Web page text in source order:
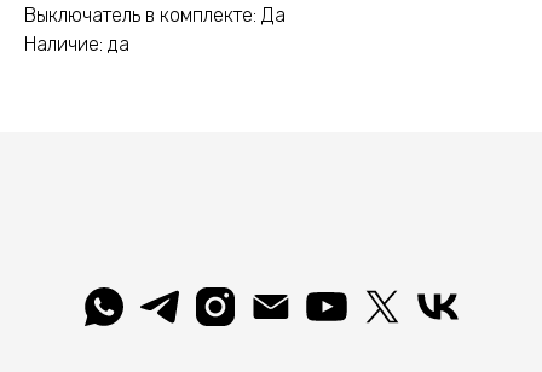
Выключатель в комплекте: Да
Наличие: да